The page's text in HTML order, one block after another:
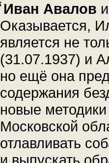
Иван Авалов
Оказывается,
является не
(31.07.1937) и
но ещё она
содержания
новые
Московской
отлавливать